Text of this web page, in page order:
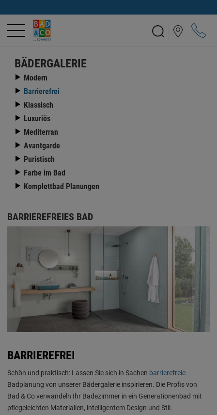
BÄDERGALERIE
Modern
Barrierefrei
Klassisch
Luxuriös
Mediterran
Avantgarde
Puristisch
Farbe im Bad
Komplettbad Planungen
BARRIEREFREIES BAD
BARRIEREFREI
Schön und praktisch: Lassen Sie sich in Sachen barrierefreie
Badplanung von unserer Bädergalerie inspirieren. Die Profis von
Bad & Co verwandeln Ihr Badezimmer in ein Generationenbad mit
pflegeleichten Materialien, intelligentem Design und Stil.